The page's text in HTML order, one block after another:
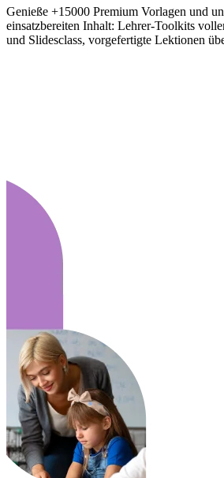
Genieße +15000 Premium Vorlagen und
einsatzbereiten Inhalt: Lehrer-Toolkits
und Slidesclass, vorgefertigte Lektionen